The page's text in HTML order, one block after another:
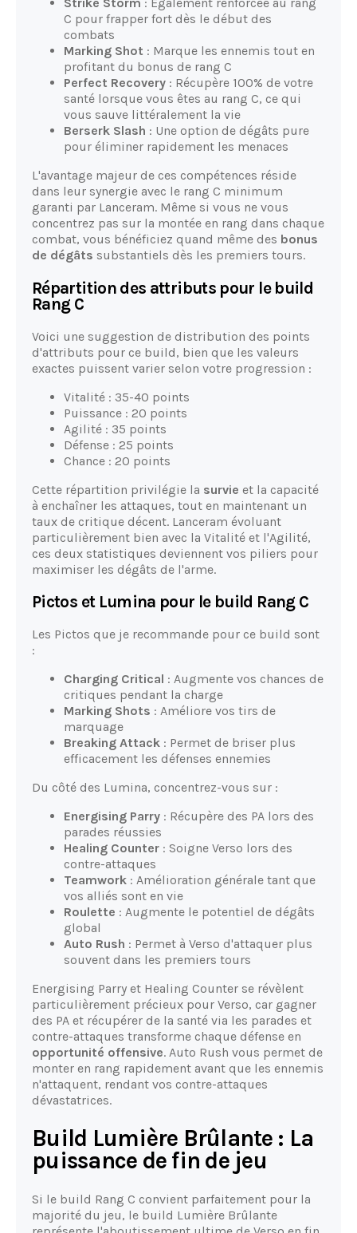
C pour frapper fort dès le début des
combats
Marking Shot : Marque les ennemis tout en
profitant du bonus de rang C
Perfect Recovery : Récupère 100% de votre
santé lorsque vous êtes au rang C, ce qui
vous sauve littéralement la vie
Berserk Slash : Une option de dégâts pure
pour éliminer rapidement les menaces
L'avantage majeur de ces compétences réside
dans leur synergie avec le rang C minimum
garanti par Lanceram. Même si vous ne vous
concentrez pas sur la montée en rang dans chaque
combat, vous bénéficiez quand même des bonus
de dégâts substantiels dès les premiers tours.
Répartition des attributs pour le build
Rang C
Voici une suggestion de distribution des points
d'attributs pour ce build, bien que les valeurs
exactes puissent varier selon votre progression :
Vitalité : 35-40 points
Puissance : 20 points
Agilité : 35 points
Défense : 25 points
Chance : 20 points
Cette répartition privilégie la survie et la capacité
à enchaîner les attaques, tout en maintenant un
taux de critique décent. Lanceram évoluant
particulièrement bien avec la Vitalité et l'Agilité,
ces deux statistiques deviennent vos piliers pour
maximiser les dégâts de l'arme.
Pictos et Lumina pour le build Rang C
Les Pictos que je recommande pour ce build sont
:
Charging Critical : Augmente vos chances de
critiques pendant la charge
Marking Shots : Améliore vos tirs de
marquage
Breaking Attack : Permet de briser plus
efficacement les défenses ennemies
Du côté des Lumina, concentrez-vous sur :
Energising Parry : Récupère des PA lors des
parades réussies
Healing Counter : Soigne Verso lors des
contre-attaques
Teamwork : Amélioration générale tant que
vos alliés sont en vie
Roulette : Augmente le potentiel de dégâts
global
Auto Rush : Permet à Verso d'attaquer plus
souvent dans les premiers tours
Energising Parry et Healing Counter se révèlent
particulièrement précieux pour Verso, car gagner
des PA et récupérer de la santé via les parades et
contre-attaques transforme chaque défense en
opportunité offensive. Auto Rush vous permet de
monter en rang rapidement avant que les ennemis
n'attaquent, rendant vos contre-attaques
dévastatrices.
Build Lumière Brûlante : La
puissance de fin de jeu
Si le build Rang C convient parfaitement pour la
majorité du jeu, le build Lumière Brûlante